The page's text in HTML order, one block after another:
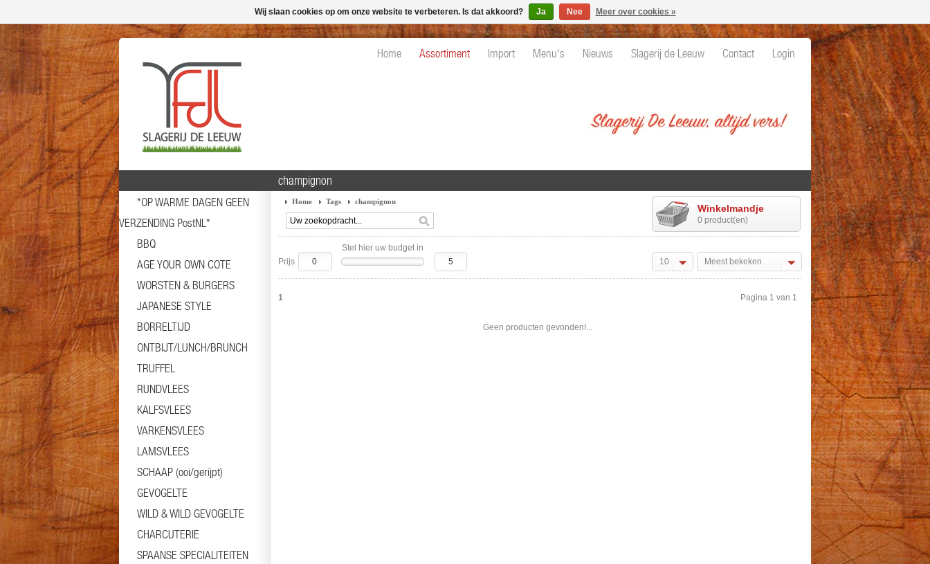
Home Assortiment Import Menu's Nieuws Slagerij de Leeuw Contact Login
*OP WARME DAGEN GEEN
VERZENDING PostNL*
BBQ
AGE YOUR OWN COTE
WORSTEN & BURGERS
JAPANESE STYLE
BORRELTIJD
ONTBIJT/LUNCH/BRUNCH
TRUFFEL
RUNDVLEES
KALFSVLEES
VARKENSVLEES
LAMSVLEES
SCHAAP (ooi/gerijpt)
GEVOGELTE
WILD & WILD GEVOGELTE
CHARCUTERIE
SPAANSE SPECIALITEITEN
champignon
Home Tags champignon
Winkelmandje
0 product(en)
Stel hier uw budget in
Prijs
10 Meest bekeken
Geen producten gevonden!...
1 Pagina 1 van 1
Wij slaan cookies op om onze website te verbeteren. Is dat akkoord? Ja Nee Meer over cookies »